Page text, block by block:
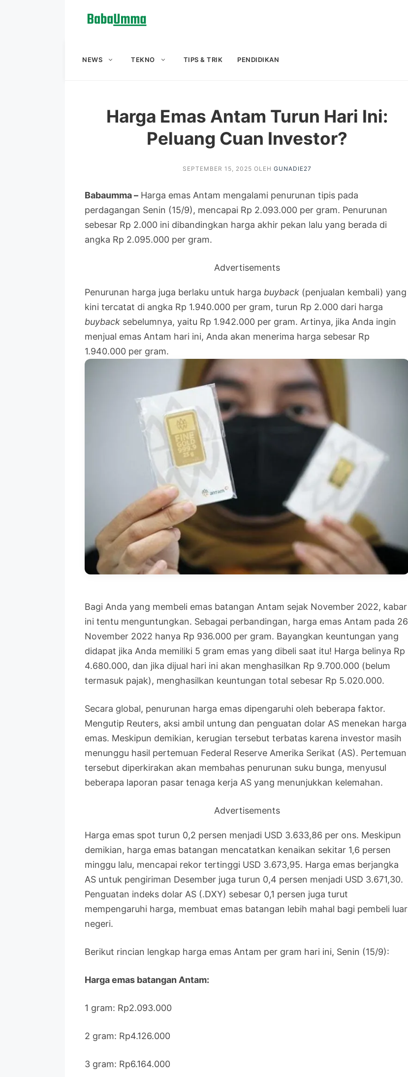
NEWS TEKNO TIPS & TRIK PENDIDIKAN
Harga Emas Antam Turun Hari Ini:
Peluang Cuan Investor?
SEPTEMBER 15, 2025 OLEH GUNADIE27
Babaumma – Harga emas Antam mengalami penurunan tipis pada
perdagangan Senin (15/9), mencapai Rp 2.093.000 per gram. Penurunan
sebesar Rp 2.000 ini dibandingkan harga akhir pekan lalu yang berada di
angka Rp 2.095.000 per gram.
Advertisements
Penurunan harga juga berlaku untuk harga buyback (penjualan kembali) yang
kini tercatat di angka Rp 1.940.000 per gram, turun Rp 2.000 dari harga
buyback sebelumnya, yaitu Rp 1.942.000 per gram. Artinya, jika Anda ingin
menjual emas Antam hari ini, Anda akan menerima harga sebesar Rp
1.940.000 per gram.
Bagi Anda yang membeli emas batangan Antam sejak November 2022, kabar
ini tentu menguntungkan. Sebagai perbandingan, harga emas Antam pada 26
November 2022 hanya Rp 936.000 per gram. Bayangkan keuntungan yang
didapat jika Anda memiliki 5 gram emas yang dibeli saat itu! Harga belinya Rp
4.680.000, dan jika dijual hari ini akan menghasilkan Rp 9.700.000 (belum
termasuk pajak), menghasilkan keuntungan total sebesar Rp 5.020.000.
Secara global, penurunan harga emas dipengaruhi oleh beberapa faktor.
Mengutip Reuters, aksi ambil untung dan penguatan dolar AS menekan harga
emas. Meskipun demikian, kerugian tersebut terbatas karena investor masih
menunggu hasil pertemuan Federal Reserve Amerika Serikat (AS). Pertemuan
tersebut diperkirakan akan membahas penurunan suku bunga, menyusul
beberapa laporan pasar tenaga kerja AS yang menunjukkan kelemahan.
Advertisements
Harga emas spot turun 0,2 persen menjadi USD 3.633,86 per ons. Meskipun
demikian, harga emas batangan mencatatkan kenaikan sekitar 1,6 persen
minggu lalu, mencapai rekor tertinggi USD 3.673,95. Harga emas berjangka
AS untuk pengiriman Desember juga turun 0,4 persen menjadi USD 3.671,30.
Penguatan indeks dolar AS (.DXY) sebesar 0,1 persen juga turut
mempengaruhi harga, membuat emas batangan lebih mahal bagi pembeli luar
negeri.
Berikut rincian lengkap harga emas Antam per gram hari ini, Senin (15/9):
Harga emas batangan Antam:
1 gram: Rp2.093.000
2 gram: Rp4.126.000
3 gram: Rp6.164.000